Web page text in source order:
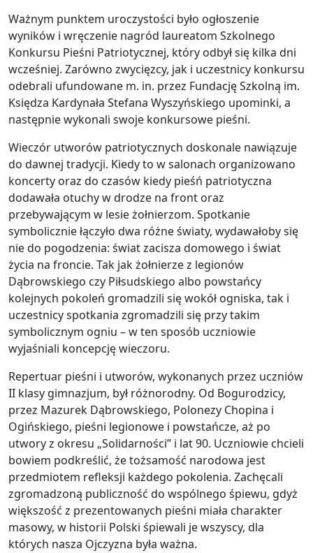
Ważnym punktem uroczystości było ogłoszenie
wyników i wręczenie nagród laureatom Szkolnego
Konkursu Pieśni Patriotycznej, który odbył się kilka dni
wcześniej. Zarówno zwycięzcy, jak i uczestnicy konkursu
odebrali ufundowane m. in. przez Fundację Szkolną im.
Księdza Kardynała Stefana Wyszyńskiego upominki, a
następnie wykonali swoje konkursowe pieśni.
Wieczór utworów patriotycznych doskonale nawiązuje
do dawnej tradycji. Kiedy to w salonach organizowano
koncerty oraz do czasów kiedy pieśń patriotyczna
dodawała otuchy w drodze na front oraz
przebywającym w lesie żołnierzom. Spotkanie
symbolicznie łączyło dwa różne światy, wydawałoby się
nie do pogodzenia: świat zacisza domowego i świat
życia na froncie. Tak jak żołnierze z legionów
Dąbrowskiego czy Piłsudskiego albo powstańcy
kolejnych pokoleń gromadzili się wokół ogniska, tak i
uczestnicy spotkania zgromadzili się przy takim
symbolicznym ogniu – w ten sposób uczniowie
wyjaśniali koncepcję wieczoru.
Repertuar pieśni i utworów, wykonanych przez uczniów
II klasy gimnazjum, był różnorodny. Od Bogurodzicy,
przez Mazurek Dąbrowskiego, Polonezy Chopina i
Ogińskiego, pieśni legionowe i powstańcze, aż po
utwory z okresu „Solidarności” i lat 90. Uczniowie chcieli
bowiem podkreślić, że tożsamość narodowa jest
przedmiotem refleksji każdego pokolenia. Zachęcali
zgromadzoną publiczność do wspólnego śpiewu, gdyż
większość z prezentowanych pieśni miała charakter
masowy, w historii Polski śpiewali je wszyscy, dla
których nasza Ojczyzna była ważna.